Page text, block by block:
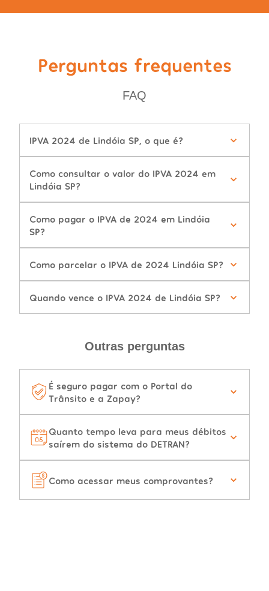
Perguntas frequentes
FAQ
IPVA 2024 de Lindóia SP, o que é?
Como consultar o valor do IPVA 2024 em
Lindóia SP?
Como pagar o IPVA de 2024 em Lindóia
SP?
Como parcelar o IPVA de 2024 Lindóia SP?
Quando vence o IPVA 2024 de Lindóia SP?
Outras perguntas
É seguro pagar com o Portal do
Trânsito e a Zapay?
Quanto tempo leva para meus débitos
saírem do sistema do DETRAN?
Como acessar meus comprovantes?